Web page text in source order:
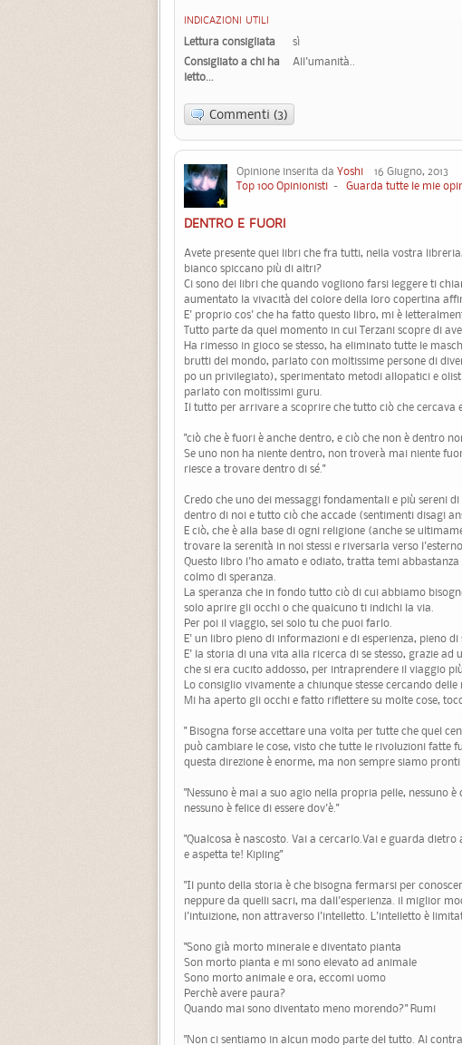
INDICAZIONI UTILI
Lettura consigliata
sì
Consigliato a chi ha
letto...
All'umanità..
Commenti (3)
Opinione inserita da Yoshi 16 Giugno, 2013
Top 100 Opinionisti - Guarda tutte le mie
DENTRO E FUORI
Avete presente quei libri che fra tutti, nella vostra
bianco spiccano più di altri?
Ci sono dei libri che quando vogliono farsi leggere ti
aumentato la vivacità del colore della loro copertina
E' proprio cos' che ha fatto questo libro, mi è
Tutto parte da quel momento in cui Terzani scopre di
Ha rimesso in gioco se stesso, ha eliminato tutte le
brutti del mondo, parlato con moltissime persone di
po un privilegiato), sperimentato metodi allopatici e
parlato con moltissimi guru.
Il tutto per arrivare a scoprire che tutto ciò che cercava
"ciò che è fuori è anche dentro, e ciò che non è dentro
Se uno non ha niente dentro, non troverà mai niente
riesce a trovare dentro di sé."
Credo che uno dei messaggi fondamentali e più sereni
dentro di noi e tutto ciò che accade (sentimenti disagi
E ciò, che è alla base di ogni religione (anche se
trovare la serenità in noi stessi e riversarla verso
Questo libro l'ho amato e odiato, tratta temi
colmo di speranza.
La speranza che in fondo tutto ciò di cui abbiamo
solo aprire gli occhi o che qualcuno ti indichi la via.
Per poi il viaggio, sei solo tu che puoi farlo.
E' un libro pieno di informazioni e di esperienza, pieno
E' la storia di una vita alla ricerca di se stesso, grazie
che si era cucito addosso, per intraprendere il viaggio
Lo consiglio vivamente a chiunque stesse cercando
Mi ha aperto gli occhi e fatto riflettere su molte cose,
" Bisogna forse accettare una volta per tutte che quel
può cambiare le cose, visto che tutte le rivoluzioni
questa direzione è enorme, ma non sempre siamo
"Nessuno è mai a suo agio nella propria pelle, nessuno
nessuno è felice di essere dov'è."
"Qualcosa è nascosto. Vai a cercarlo.Vai e guarda
e aspetta te! Kipling"
"Il punto della storia è che bisogna fermarsi per
neppure da quelli sacri, ma dall'esperienza. il miglior
l'intuizione, non attraverso l'intelletto. L'intelletto è
"Sono già morto minerale e diventato pianta
Son morto pianta e mi sono elevato ad animale
Sono morto animale e ora, eccomi uomo
Perchè avere paura?
Quando mai sono diventato meno morendo?" Rumi
"Non ci sentiamo in alcun modo parte del tutto. Al